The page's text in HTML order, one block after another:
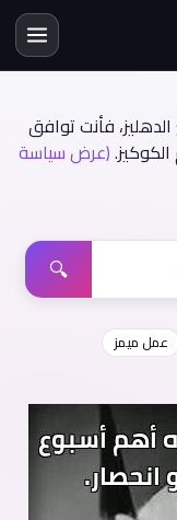
فأنت توافق
(عرض سياسة
🔍
عمل ميمز